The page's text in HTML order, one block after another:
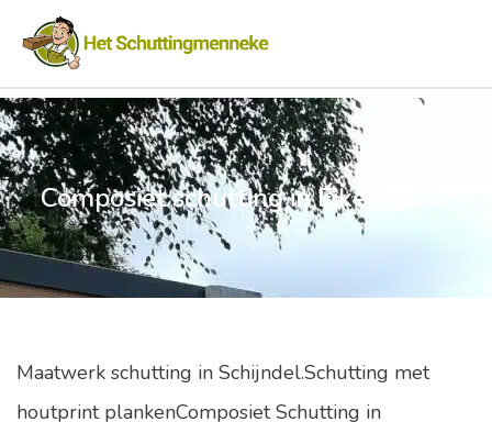
Composiet schutting in Eiken kleur
Maatwerk schutting in Schijndel.Schutting met
houtprint plankenComposiet Schutting in